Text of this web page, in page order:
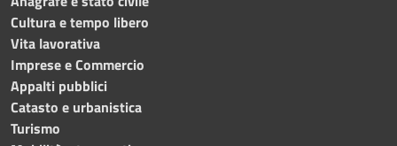
Cultura e tempo libero
Vita lavorativa
Imprese e Commercio
Appalti pubblici
Catasto e urbanistica
Turismo